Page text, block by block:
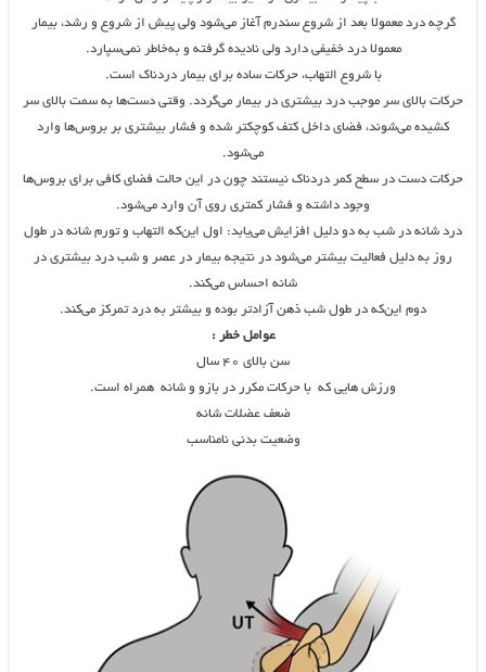
گرچه درد معمولا بعد از شروع سندرم آغاز می‌شود ولی پیش از شروع و رشد، بیمار
معمولا درد خفیفی دارد ولی نادیده گرفته و به‌خاطر نمی‌سپارد.
با شروع التهاب، حرکات ساده برای بیمار دردناک است.
حرکات بالای سر موجب درد بیشتری در بیمار می‌گردد. وقتی دست‌ها به سمت بالای سر
کشیده می‌شوند، فضای داخل کتف کوچکتر شده و فشار بیشتری بر بروس‌ها وارد
می‌شود.
حرکات دست در سطح کمر دردناک نیستند چون در این حالت فضای کافی برای بروس‌ها
وجود داشته و فشار کمتری روی آن وارد می‌شود.
درد شانه در شب به دو دلیل افزایش می‌یابد: اول این‌که التهاب و تورم شانه در طول
روز به دلیل فعالیت بیشتر می‌شود در نتیجه بیمار در عصر و شب درد بیشتری در
شانه احساس می‌کند.
دوم این‌که در طول شب ذهن آزادتر بوده و بیشتر به درد تمرکز می‌کند.
عوامل خطر :
سن بالای ۴۰ سال
ورزش هایی که با حرکات مکرر در بازو و شانه همراه است.
ضعف عضلات شانه
وضعیت بدنی نامناسب